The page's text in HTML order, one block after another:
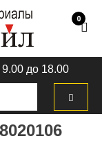
0
9.00 до 18.00